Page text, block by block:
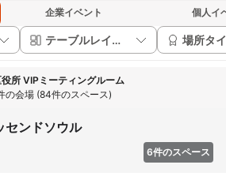
企業イベント 個人イ
テーブルレイアウト 場所タ
所 VIPミーティングルーム
の会場 (84件のスペース)
センドソウル
6件のスペース